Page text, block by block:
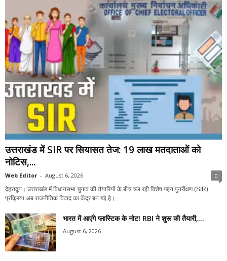
उत्तराखंड में SIR पर सियासत तेज: 19 लाख मतदाताओं को
नोटिस,...
Web Editor - August 6, 2026 0
देहरादून। उत्तराखंड में विधानसभा चुनाव की तैयारियों के बीच चल रही विशेष गहन पुनरीक्षण (SIR)
प्रक्रिया अब राजनीतिक विवाद का केंद्र बन गई है।...
भारत में आएंगे प्लास्टिक के नोट! RBI ने शुरू की तैयारी,...
August 6, 2026